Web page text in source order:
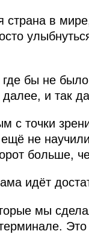
в
где бы не
далее, и так
с точки
не
больше,
идёт
мы